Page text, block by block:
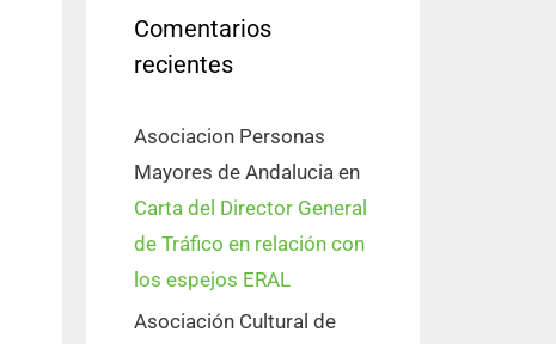
Comentarios
recientes
Asociacion Personas
Mayores de Andaluciaen
Carta del Director General
de Tráfico en relación con
los espejos ERAL
Asociación Cultural de